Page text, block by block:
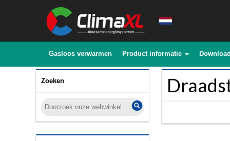
Gasloos verwarmen Product informatie
Zoeken